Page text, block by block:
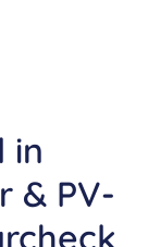
in
& PV-